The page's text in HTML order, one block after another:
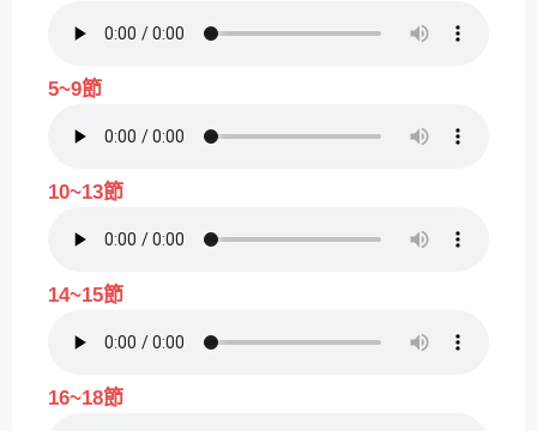
5~9節
10~13節
14~15節
16~18節